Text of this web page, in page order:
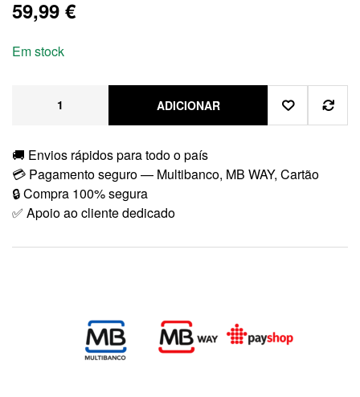
59,99 €
Em stock
ADICIONAR
🚚 Envios rápidos para todo o país
💳 Pagamento seguro — Multibanco, MB WAY, Cartão
🔒 Compra 100% segura
✅ Apoio ao cliente dedicado